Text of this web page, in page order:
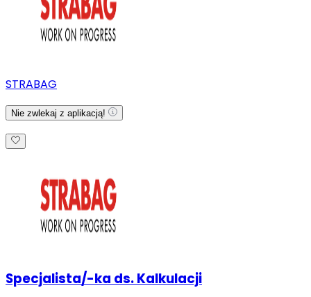
STRABAG
Nie zwlekaj z aplikacją!
Specjalista/-ka ds. Kalkulacji